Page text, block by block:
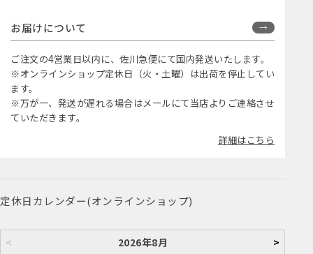
お届けについて
ご注文の4営業日以内に、佐川急便にて国内発送いたします。
※オンラインショップ定休日（火・土曜）は出荷を停止してい
ます。
※万が一、発送が遅れる場合はメールにて当店よりご連絡させ
ていただきます。
詳細はこちら
定休日カレンダー(オンラインショップ)
< 2026年8月 >